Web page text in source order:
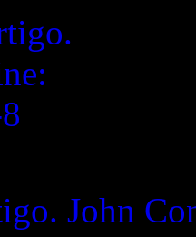
John